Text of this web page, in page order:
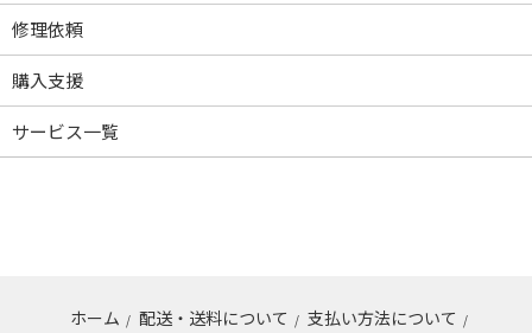
修理依頼
購入支援
サービス一覧
ホーム / 配送・送料について / 支払い方法について /